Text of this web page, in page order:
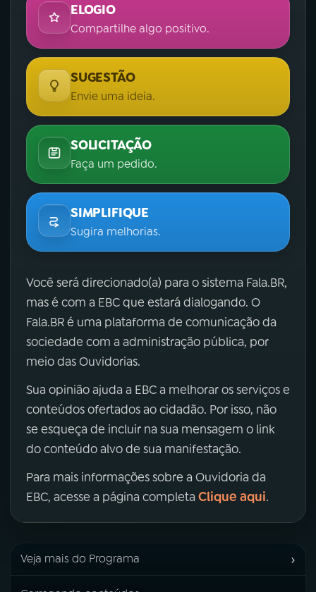
ELOGIO
Compartilhe algo positivo.
SUGESTÃO
Envie uma ideia.
SOLICITAÇÃO
Faça um pedido.
SIMPLIFIQUE
Sugira melhorias.
Você será direcionado(a) para o sistema Fala.BR,
mas é com a EBC que estará dialogando. O
Fala.BR é uma plataforma de comunicação da
sociedade com a administração pública, por
meio das Ouvidorias.
Sua opinião ajuda a EBC a melhorar os serviços e
conteúdos ofertados ao cidadão. Por isso, não
se esqueça de incluir na sua mensagem o link
do conteúdo alvo de sua manifestação.
Para mais informações sobre a Ouvidoria da
EBC, acesse a página completa Clique aqui.
Veja mais do Programa ›